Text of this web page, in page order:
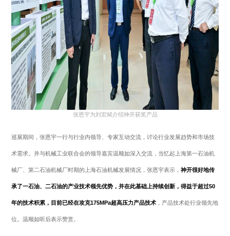
张恩宇为刘宏斌介绍神开获奖产品
巡展期间，张恩宇一行与行业内领导、专家互动交流，讨论行业发展趋势和市场技
术需求。并与机械工业联合会的领导嘉宾温顺如深入交流，当忆起上海第一石油机
械厂、第二石油机械厂时期的上海石油机械发展情况，张恩宇表示，神开很好地传
承了一石油、二石油的产业技术领先优势，并在此基础上持续创新，得益于超过50
年的技术积累，目前已经在攻克175MPa超高压力产品技术 ，产品技术处行业领先地
位。温顺如听后表示赞赏。